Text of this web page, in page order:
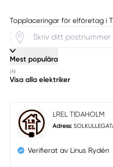
Topplaceringar för elföretag i
Mest populära
Visa alla elektriker
LREL TIDAHOLM
Adress:
Verifierat av Linus Rydén